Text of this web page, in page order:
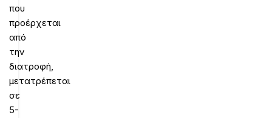
που
προέρχεται
από
την
διατροφή,
μετατρέπεται
σε
5-